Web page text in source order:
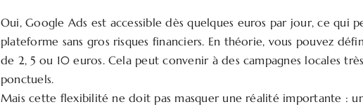
Oui, Google Ads est accessible dès quelques euros par jour, ce qui
plateforme sans gros risques financiers. En théorie, vous pouvez
de 2, 5 ou 10 euros. Cela peut convenir à des campagnes locales
ponctuels.
Mais cette flexibilité ne doit pas masquer une réalité importante :